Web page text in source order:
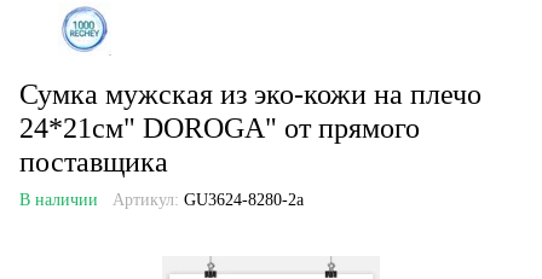
Сумка мужская из эко-кожи на плечо
24*21см" DOROGA" от прямого
поставщика
В наличии Артикул: GU3624-8280-2a